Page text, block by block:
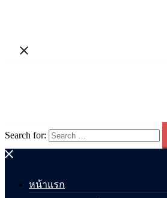
Search for:
หน้าแรก